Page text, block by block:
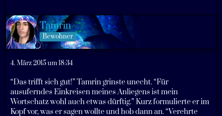
Tamrin
Bewohner
4. März 2015 um 18:34
“Das trifft sich gut!” Tamrin grinste unecht. “Für
ausuferndes Einkreisen meines Anliegens ist mein
Wortschatz wohl auch etwas dürftig.” Kurz formulierte er im
Kopf vor, was er sagen wollte und hob dann an. “Verehrte